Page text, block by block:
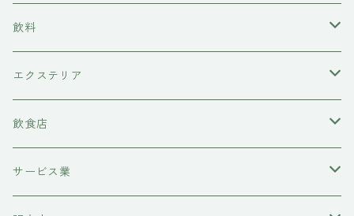
momo farm
前田牧場
吉岡食品工業
ハニーラルヴァ
雑貨
コースター
ヘアケア
シャンプー
コンディショナー
水槽底床
コースター
味噌
カレー
牛肉
糀
飲料
日本酒
ワイン
甘酒
エクステリア
物置
飲食店
レストラン
サービス業